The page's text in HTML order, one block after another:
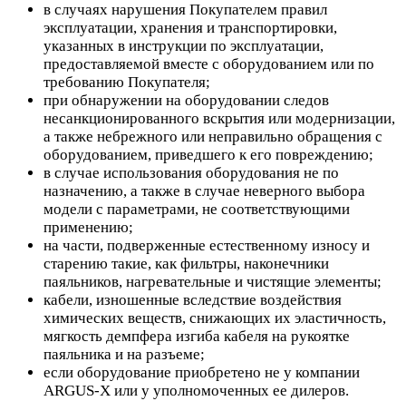
в случаях нарушения Покупателем правил
эксплуатации, хранения и транспортировки,
указанных в инструкции по эксплуатации,
предоставляемой вместе с оборудованием или по
требованию Покупателя;
при обнаружении на оборудовании следов
несанкционированного вскрытия или модернизации,
а также небрежного или неправильно обращения с
оборудованием, приведшего к его повреждению;
в случае использования оборудования не по
назначению, а также в случае неверного выбора
модели с параметрами, не соответствующими
применению;
на части, подверженные естественному износу и
старению такие, как фильтры, наконечники
паяльников, нагревательные и чистящие элементы;
кабели, изношенные вследствие воздействия
химических веществ, снижающих их эластичность,
мягкость демпфера изгиба кабеля на рукоятке
паяльника и на разъеме;
если оборудование приобретено не у компании
ARGUS-X или у уполномоченных ее дилеров.